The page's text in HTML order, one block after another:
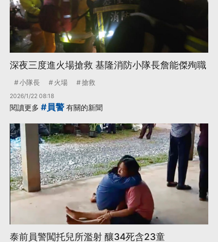
深夜三度進火場搶救 基隆消防小隊長詹能傑殉職
小隊長 火場 搶救
2026/1/22 08:18
閱讀更多 #員警 有關的新聞
泰前員警闖托兒所濫射 釀34死含23童